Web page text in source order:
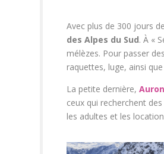
Avec plus de 300 jours
des Alpes du Sud. À «
mélèzes. Pour passer
raquettes, luge, ainsi
La petite dernière, Auron
ceux qui recherchent des
les adultes et les